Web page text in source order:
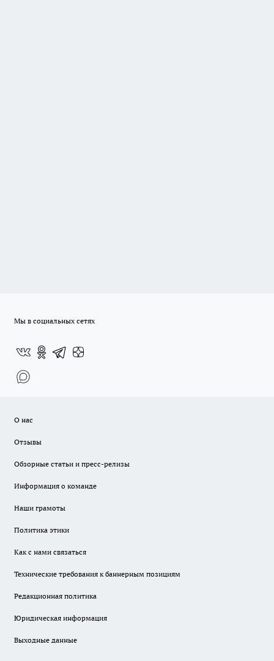
Мы в социальных сетях
О нас
Отзывы
Обзорные статьи и пресс-релизы
Информация о команде
Наши грамоты
Политика этики
Как с нами связаться
Технические требования к баннерным позициям
Редакционная политика
Юридическая информация
Выходные данные